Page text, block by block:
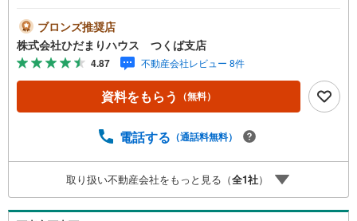
完備未公開写真はひだまりハウスHPにて公開中♪■広々と
したバルコニー付き。お洗濯物もぜーんぶ干せちゃいます!!
■トイレは1F、2F共に完備！取り合いになることがありま
せんね（＾＾）/■一人部屋が実現できる4LDK間取りです。
将来お子様の一人部屋をお考えの方にオススメな物件です
♪マイホーム探しは、ひだまりハウスにご相談ください！■
れている物件も一緒にご提案できます。■新規物件・価格変
開の物件もご紹介可能です。■ご希望の方にはメールでのや
りとりだけで大丈夫です。■お忙しいときは現地待合せ＆現
地解散できます。■平日のご見学希望大歓迎です！筑西市幸
町2丁目 中古戸建 玉戸駅（徒歩28分） 大田小学校（徒
ブロンズ推奨店
株式会社ひだまりハウス つくば支店
4.87 不動産会社レビュー 8件
資料をもらう （無料）
電話する （通話料無料）
取り扱い不動産会社をもっと見る（全1社）